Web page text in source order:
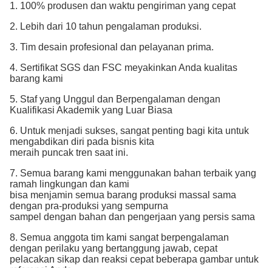
1. 100% produsen dan waktu pengiriman yang cepat
2. Lebih dari 10 tahun pengalaman produksi.
3. Tim desain profesional dan pelayanan prima.
4. Sertifikat SGS dan FSC meyakinkan Anda kualitas
barang kami
5. Staf yang Unggul dan Berpengalaman dengan
Kualifikasi Akademik yang Luar Biasa
6. Untuk menjadi sukses, sangat penting bagi kita untuk
mengabdikan diri pada bisnis kita
meraih puncak tren saat ini.
7. Semua barang kami menggunakan bahan terbaik yang
ramah lingkungan dan kami
bisa menjamin semua barang produksi massal sama
dengan pra-produksi yang sempurna
sampel dengan bahan dan pengerjaan yang persis sama
8. Semua anggota tim kami sangat berpengalaman
dengan perilaku yang bertanggung jawab, cepat
pelacakan sikap dan reaksi cepat beberapa gambar untuk